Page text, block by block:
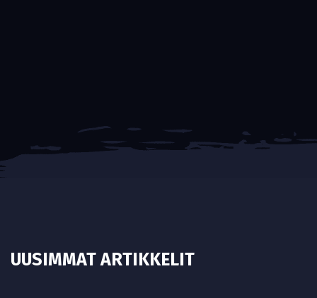
UUSIMMAT ARTIKKELIT